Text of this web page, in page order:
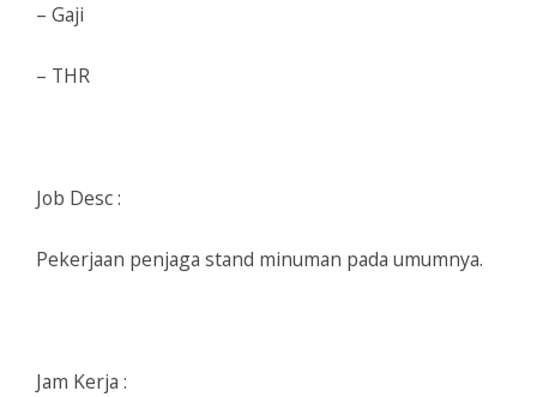
– Gaji
– THR
Job Desc :
Pekerjaan penjaga stand minuman pada umumnya.
Jam Kerja :